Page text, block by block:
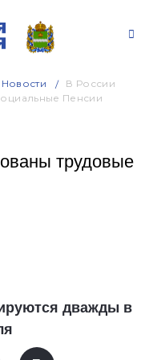
Новости
В России
Пенсии
трудовые
дважды в